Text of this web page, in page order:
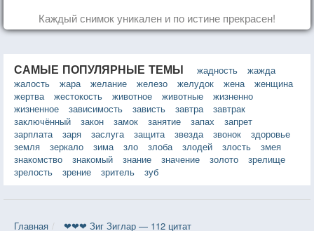
Каждый снимок уникален и по истине прекрасен!
САМЫЕ ПОПУЛЯРНЫЕ ТЕМЫ жадность
жажда
жалость
жара желание железо желудок жена
женщина
жертва
жестокость животное животные
жизненно
жизненное
зависимость зависть завтра
завтрак
заключённый
закон замок занятие запах
запрет
зарплата
заря заслуга защита звезда звонок
здоровье
земля
зеркало зима зло злоба злодей злость
змея
знакомство
знакомый знание значение золото
зрелище
зрелость
зрение зритель зуб
Главная ❤❤❤ Зиг Зиглар — 112 цитат